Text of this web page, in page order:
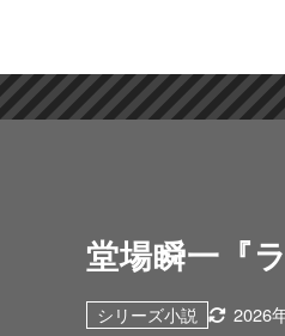
堂場瞬一『
2026
シリーズ小説